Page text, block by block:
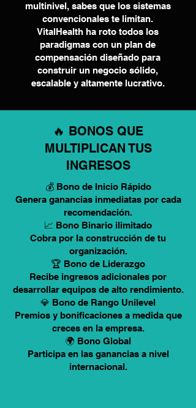
multinivel, sabes que los sistemas
convencionales te limitan.
VitalHealth ha roto todos los
paradigmas con un plan de
compensación diseñado para
construir un negocio sólido,
escalable y altamente lucrativo.
🔥 BONOS QUE
MULTIPLICAN TUS
INGRESOS
💰 Bono de Inicio Rápido
Genera ganancias inmediatas por cada
recomendación.
📈 Bono Binario ilimitado
Cobra por la construcción de tu
organización.
🏆 Bono de Liderazgo
Recibe ingresos adicionales por
desarrollar equipos de alto rendimiento.
💎 Bono de Rango Unilevel
Premios y bonificaciones a medida que
creces en la empresa.
🌍 Bono Global
Participa en las ganancias a nivel
internacional.